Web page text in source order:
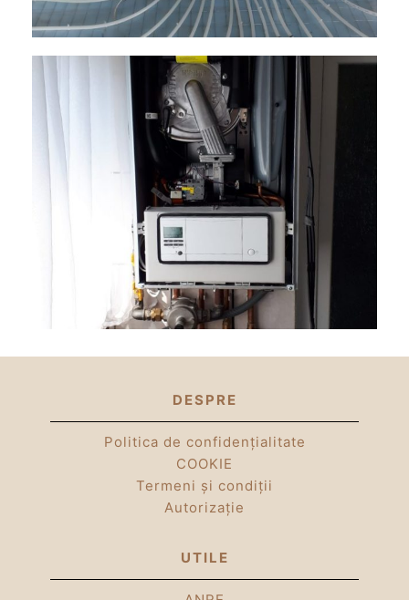
DESPRE
Politica de confidențialitate
COOKIE
Termeni și condiții
Autorizație
UTILE